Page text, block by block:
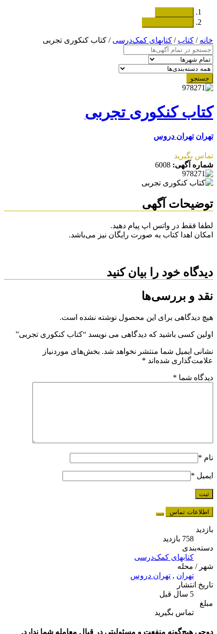
خانه/ کتاب/ کتابهای کمک‌درسی / کتاب کنکوری تجربی
جستجو
کتاب کنکوری تجربی
تهران تهران دروس
تماس بگیرید
شماره آگهی: 6008
توضیحات آگهی
لطفا فقط در واتس اپ پیام دهید.
امکان اهدا کتاب به صورت رایگان نیز می‌باشد.
دیدگاه خود را بیان کنید
نقد و بررسی‌ها
هیچ دیدگاهی برای این محصول نوشته نشده است.
اولین کسی باشید که دیدگاهی می نویسد “کتاب کنکوری تجربی”
نشانی ایمیل شما منتشر نخواهد شد.بخش‌های موردنیاز
علامت‌گذاری شده‌اند *
دیدگاه شما *
نام *
ایمیل *
اطلاعات تماس
بازدید
758 بازدید
دسته‌بندی
کتابهای کمک‌درسی
شهر / محله
تهران, تهران دروس
تاریخ انتشار
5 سال قبل
مبلغ
تماس بگیرید
دوچی هیچ‌گونه منفعت و مسئولیتی در قبال معامله شما ندارد.